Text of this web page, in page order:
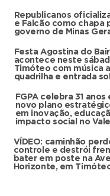
Republicanos
e Falcão como chapa
governo de Minas
Festa Agostina do
acontece neste
Timóteo com música
quadrilha e entrada
FGPA celebra 31 anos
novo plano
em inovação,
impacto social no
VÍDEO: caminhão
controle e destrói
bater em poste na
Horizonte, em